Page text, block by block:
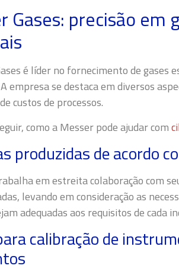
Gases: precisão em
é líder no fornecimento de gases
empresa se destaca em diversos
custos de processos.
como a Messer pode ajudar com
produzidas de acordo
em estreita colaboração com
levando em consideração as
adequadas aos requisitos de cada
calibração de